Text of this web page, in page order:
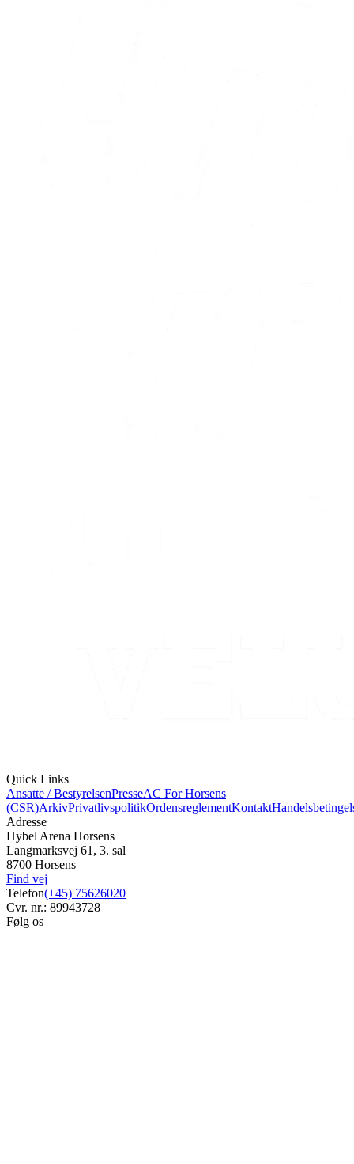
Quick Links
Ansatte / BestyrelsenPresseAC For Horsens
(CSR)ArkivPrivatlivspolitikOrdensreglementKontakt
Adresse
Hybel Arena Horsens
Langmarksvej 61, 3. sal
8700 Horsens
Find vej
Telefon(+45) 75626020
Cvr. nr.: 89943728
Følg os